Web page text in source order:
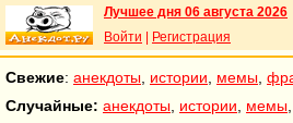
Лучшее дня 06 августа 2026
Войти
Регистрация
Свежие: анекдоты истории мемы
Случайные: анекдоты истории мемы